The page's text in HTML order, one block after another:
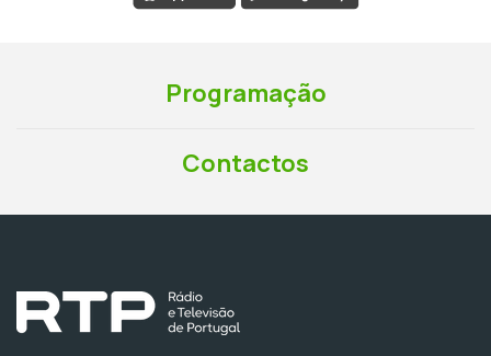
Programação
Contactos